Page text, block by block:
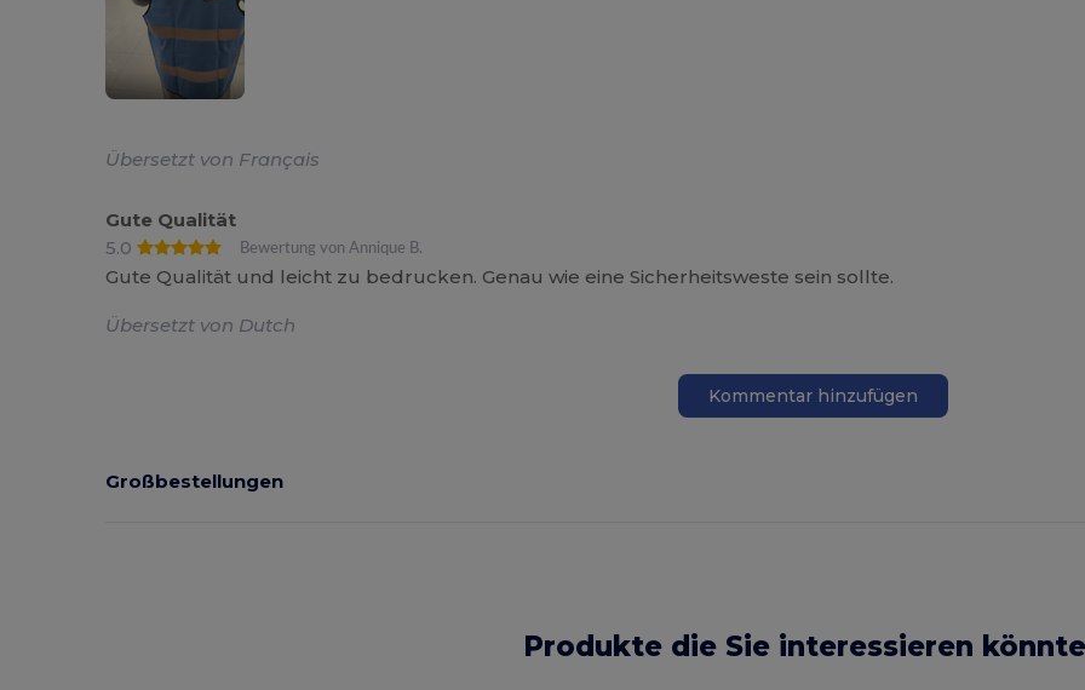
Übersetzt von Français
Gute Qualität
5.0
Bewertung von Annique B.
Gute Qualität und leicht zu bedrucken. Genau wie eine Sicherheitsweste sein sollte.
Übersetzt von Dutch
Kommentar hinzufügen
Großbestellungen
Produkte die Sie interessieren